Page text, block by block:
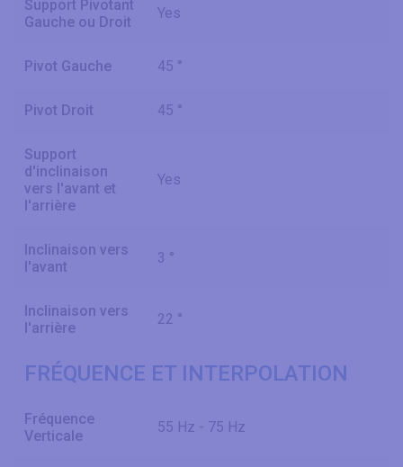
Support Pivotant
Gauche ou Droit
Yes
Pivot Gauche 45 °
Pivot Droit 45 °
Support
d'inclinaison
vers l'avant et
l'arrière
Yes
Inclinaison vers
l'avant
3 °
Inclinaison vers
l'arrière
22 °
FRÉQUENCE ET INTERPOLATION
Fréquence
Verticale
55 Hz - 75 Hz